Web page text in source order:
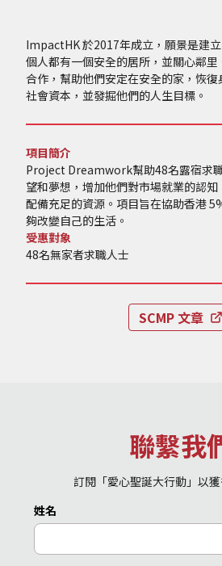
ImpactHK 於2017年成立，願景是建
個人都有一個安全的居所，並關心鄰
合作，幫助他們安定在安全的家，恢
社會資本，並發掘他們的人生目標。
項目簡介
Project Dreamwork幫助48名露宿求
望和夢想，增加他們對市場就業的認
配備充足的資源。項目旨在協助香港
夠改變自己的生活。
受惠對象
48名無家者求職人士
SCMP 文章
聯繫我
訂閱「愛心聖誕大行動」以獲
姓名